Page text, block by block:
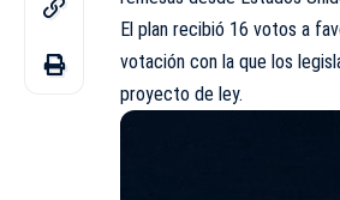
El plan recibió 16 votos a
votación con la que los
proyecto de ley.